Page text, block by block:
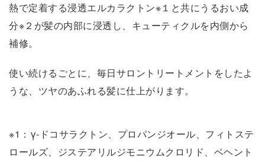
熱で定着する浸透エルカラクトン※１と共にうるおい成
分※２が髪の内部に浸透し、キューティクルを内側から
補修。
使い続けるごとに、毎日サロントリートメントをしたよ
うな、ツヤのあふれる髪に仕上がります。
※1：γ-ドコサラクトン、プロパンジオール、フィトステ
ロールズ、ジステアリルジモニウムクロリド、ベヘント